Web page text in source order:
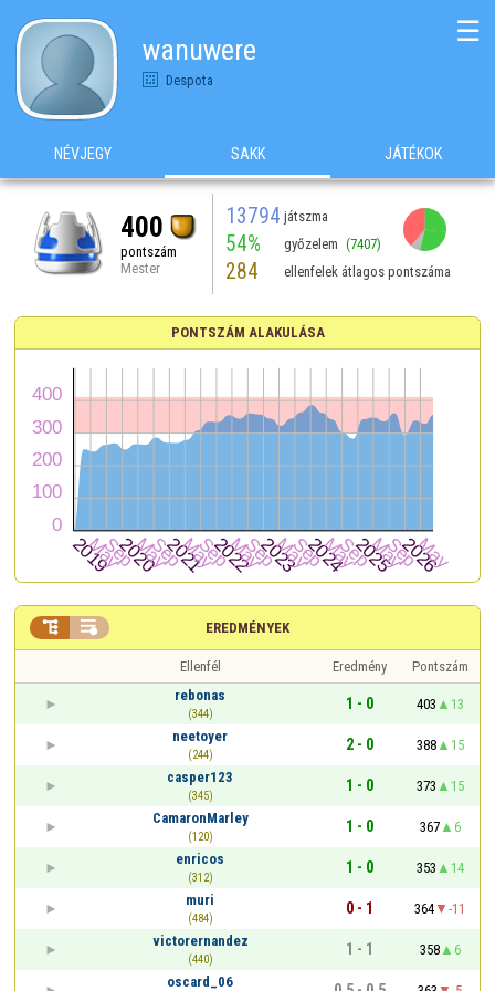
wanuwere
Despota
☰
NÉVJEGY SAKK JÁTÉKOK
400
pontszám
Mester
13794 játszma
54% győzelem (7407)
284 ellenfelek átlagos pontszáma
PONTSZÁM ALAKULÁSA
EREDMÉNYEK
 
Ellenfél Eredmény
Pontszám
rebonas
(344)
1 - 0 403
13
neetoyer
(244)
2 - 0 388
15
casper123
(345)
1 - 0 373
15
CamaronMarley
(120)
1 - 0 367
6
enricos
(312)
1 - 0 353
14
muri
(484)
0 - 1 364
-11
victorernandez
(440)
1 - 1 358
6
oscard_06